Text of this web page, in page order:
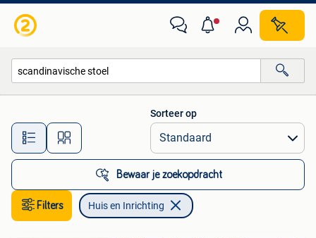
Alle afstanden…
Sorteer op
Bewaar je zoekopdracht
Filters Huis en Inrichting